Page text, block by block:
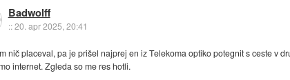
Badwolff
::20. apr 2025, 20:41
nič placeval, pa je prišel najprej en iz Telekoma optiko potegnit s ceste v
internet. Zgleda so me res hotli.